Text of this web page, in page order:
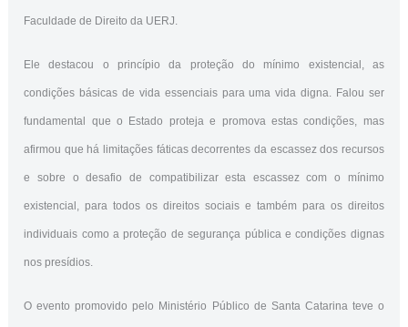
Faculdade de Direito da UERJ.
Ele destacou o princípio da proteção do mínimo existencial, as
condições básicas de vida essenciais para uma vida digna. Falou ser
fundamental que o Estado proteja e promova estas condições, mas
afirmou que há limitações fáticas decorrentes da escassez dos recursos
e sobre o desafio de compatibilizar esta escassez com o mínimo
existencial, para todos os direitos sociais e também para os direitos
individuais como a proteção de segurança pública e condições dignas
nos presídios.
O evento promovido pelo Ministério Público de Santa Catarina teve o